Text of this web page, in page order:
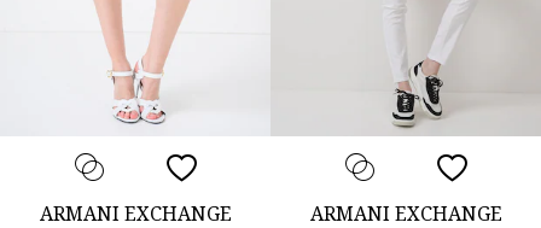
ARMANI EXCHANGE ARMANI EXCHANGE